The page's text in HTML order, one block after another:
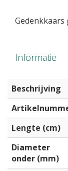
Gedenkkaars
Informatie
Beschrijving
Lengte (cm)
Diameter
onder (mm)